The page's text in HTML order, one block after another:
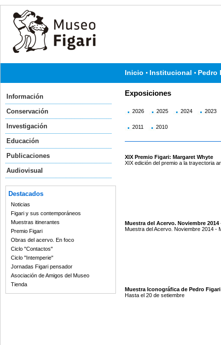
Inicio Institucional Pedro
Información
Conservación
Investigación
Educación
Publicaciones
Audiovisual
Destacados
Noticias
Figari y sus contemporáneos
Muestras itinerantes
Premio Figari
Obras del acervo. En foco
Ciclo "Contactos"
Ciclo "Intemperie"
Jornadas Figari pensador
Asociación de Amigos del Museo
Tienda
Exposiciones
2026 2025 2024 2023
2011 2010
XIX Premio Figari: Margaret Whyte
XIX edición del premio a la trayectoria
Muestra del Acervo. Noviembre 2014
Muestra del Acervo. Noviembre 2014 -
Muestra Iconográfica de Pedro Figari
Hasta el 20 de setiembre